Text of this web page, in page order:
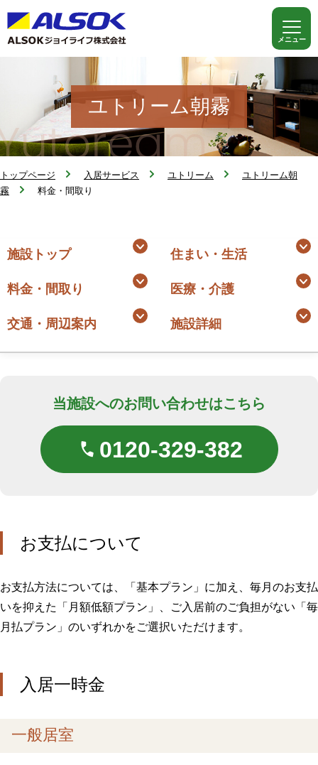
ユトリーム朝霧
トップページ 入居サービス ユトリーム
ユトリーム朝
霧
料金・間取り
施設トップ 住まい・生活
料金・間取り 医療・介護
交通・周辺案内 施設詳細
当施設へのお問い合わせはこちら
0120-329-382
お支払について
お支払方法については、「基本プラン」に加え、毎月のお支払
いを抑えた「月額低額プラン」、ご入居前のご負担がない「毎
月払プラン」のいずれかをご選択いただけます。
入居一時金
一般居室